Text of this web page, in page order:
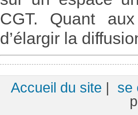
CGT. Quant
d’élargir la
Accueil du site | se